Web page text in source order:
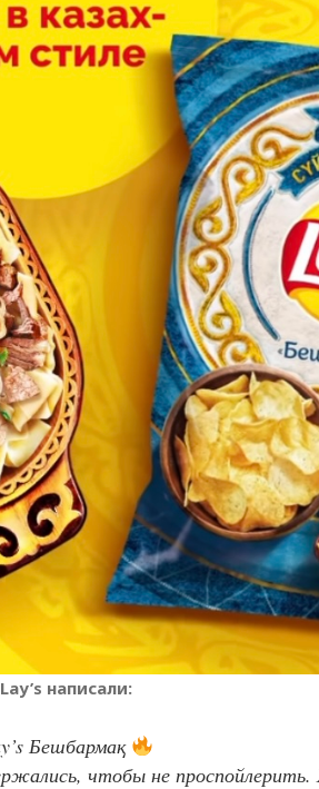
написали:
Бешбармақ
чтобы не проспойлерить.